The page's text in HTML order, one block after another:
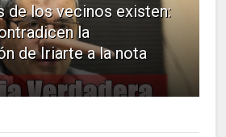
de los vecinos existen:
la
de Iriarte a la nota